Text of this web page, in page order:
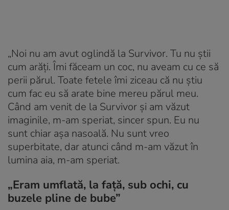
„Noi nu am avut oglindă la Survivor. Tu nu știi
cum arăți. Îmi făceam un coc, nu aveam cu ce să
perii părul. Toate fetele îmi ziceau că nu știu
cum fac eu să arate bine mereu părul meu.
Când am venit de la Survivor și am văzut
imaginile, m-am speriat, sincer spun. Eu nu
sunt chiar așa nasoală. Nu sunt vreo
superbitate, dar atunci când m-am văzut în
lumina aia, m-am speriat.
„Eram umflată, la față, sub ochi, cu
buzele pline de bube”